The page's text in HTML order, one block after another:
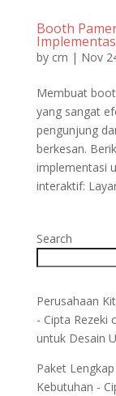
Booth
by crn | Nov
Membuat
yang sangat
pengunjung
berkesan.
implementasi
interaktif:
Search
Perusahaan
- Cipta Rezeki
untuk Desain
Paket
Kebutuhan -